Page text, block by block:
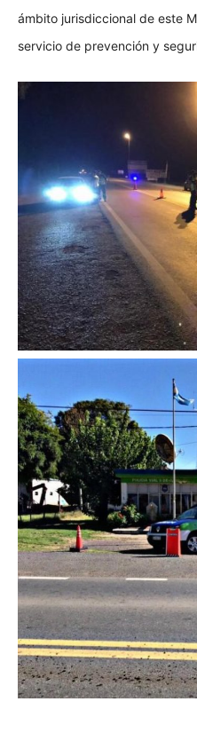
ámbito jurisdiccional de este
servicio de prevención y